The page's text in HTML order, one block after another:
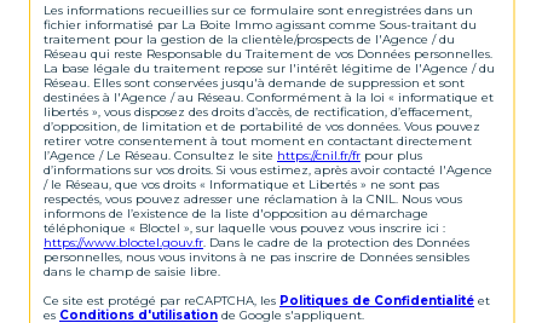
Les informations recueillies sur ce formulaire sont enregistrées dans un
fichier informatisé par La Boite Immo agissant comme Sous-traitant du
traitement pour la gestion de la clientèle/prospects de l'Agence / du
Réseau qui reste Responsable du Traitement de vos Données personnelles.
La base légale du traitement repose sur l'intérêt légitime de l'Agence / du
Réseau. Elles sont conservées jusqu'à demande de suppression et sont
destinées à l'Agence / au Réseau. Conformément à la loi « informatique et
libertés », vous disposez des droits d’accès, de rectification, d’effacement,
d’opposition, de limitation et de portabilité de vos données. Vous pouvez
retirer votre consentement à tout moment en contactant directement
l’Agence / Le Réseau. Consultez le site https://cnil.fr/fr pour plus
d’informations sur vos droits. Si vous estimez, après avoir contacté l'Agence
/ le Réseau, que vos droits « Informatique et Libertés » ne sont pas
respectés, vous pouvez adresser une réclamation à la CNIL. Nous vous
informons de l’existence de la liste d'opposition au démarchage
téléphonique « Bloctel », sur laquelle vous pouvez vous inscrire ici :
https://www.bloctel.gouv.fr . Dans le cadre de la protection des Données
personnelles, nous vous invitons à ne pas inscrire de Données sensibles
dans le champ de saisie libre.
Ce site est protégé par reCAPTCHA, les Politiques de Confidentialité et
es Conditions d'utilisation de Google s'appliquent.